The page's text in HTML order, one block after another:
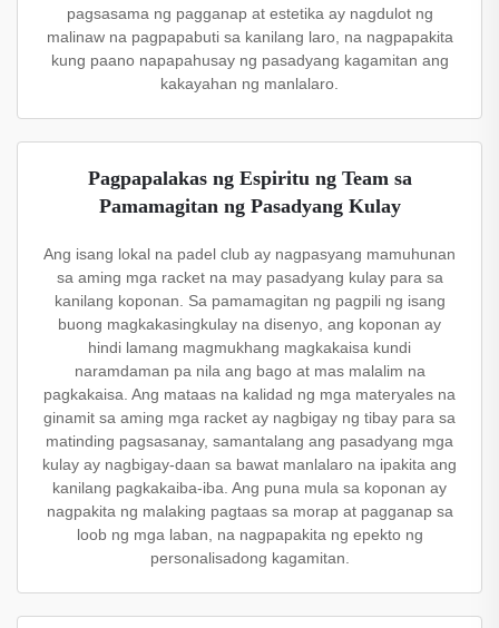
pagsasama ng pagganap at estetika ay nagdulot ng
malinaw na pagpapabuti sa kanilang laro, na nagpapakita
kung paano napapahusay ng pasadyang kagamitan ang
kakayahan ng manlalaro.
Pagpapalakas ng Espiritu ng Team sa
Pamamagitan ng Pasadyang Kulay
Ang isang lokal na padel club ay nagpasyang mamuhunan
sa aming mga racket na may pasadyang kulay para sa
kanilang koponan. Sa pamamagitan ng pagpili ng isang
buong magkakasingkulay na disenyo, ang koponan ay
hindi lamang magmukhang magkakaisa kundi
naramdaman pa nila ang bago at mas malalim na
pagkakaisa. Ang mataas na kalidad ng mga materyales na
ginamit sa aming mga racket ay nagbigay ng tibay para sa
matinding pagsasanay, samantalang ang pasadyang mga
kulay ay nagbigay-daan sa bawat manlalaro na ipakita ang
kanilang pagkakaiba-iba. Ang puna mula sa koponan ay
nagpakita ng malaking pagtaas sa morap at pagganap sa
loob ng mga laban, na nagpapakita ng epekto ng
personalisadong kagamitan.